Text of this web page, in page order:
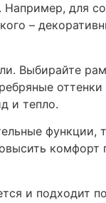
Например, для
–
Выбирайте
оттенки
и тепло.
функции,
комфорт
и подходит